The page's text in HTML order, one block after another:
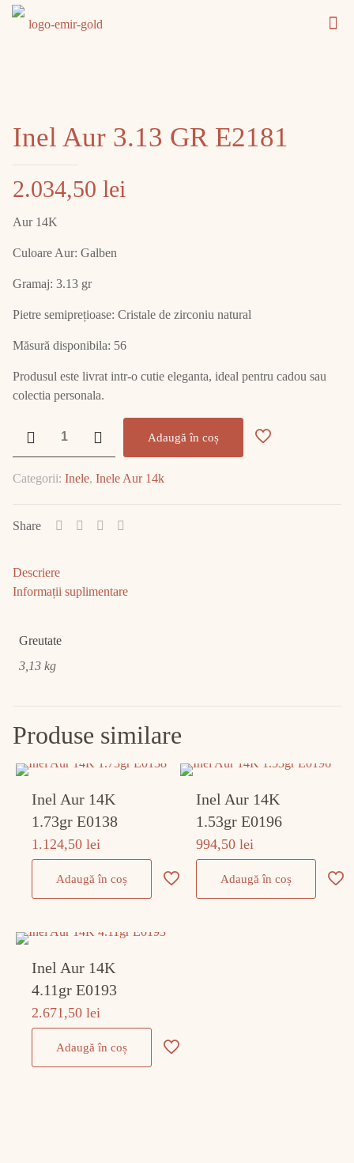
Inel Aur 3.13 GR E2181
2.034,50 lei
Aur 14K
Culoare Aur: Galben
Gramaj: 3.13 gr
Pietre semiprețioase: Cristale de zirconiu natural
Măsură disponibila: 56
Produsul este livrat intr-o cutie eleganta, ideal pentru cadou sau
colectia personala.
Inel
3.13
E2181
Adaugă în coș
Categorii: Inele, Inele Aur 14k
Share
Descriere
Informații suplimentare
Greutate
3,13 kg
Produse similare
Inel Aur 14K
1.73gr E0138
1.124,50lei
Adaugă în coș
Inel Aur 14K
1.53gr E0196
994,50lei
Adaugă în coș
Inel Aur 14K
4.11gr E0193
2.671,50lei
Adaugă în coș